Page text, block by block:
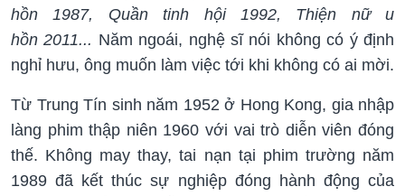
hồn 1987, Quần tinh hội 1992, Thiện nữ u
hồn 2011... Năm ngoái, nghệ sĩ nói không có ý định
nghỉ hưu, ông muốn làm việc tới khi không có ai mời.
Từ Trung Tín sinh năm 1952 ở Hong Kong, gia nhập
làng phim thập niên 1960 với vai trò diễn viên đóng
thế. Không may thay, tai nạn tại phim trường năm
1989 đã kết thúc sự nghiệp đóng hành động của